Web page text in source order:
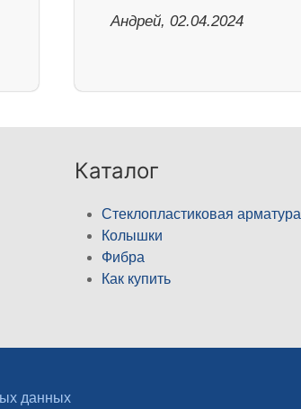
Андрей, 02.04.2024
Каталог
Стеклопластиковая арматура
Колышки
Фибра
Как купить
данных